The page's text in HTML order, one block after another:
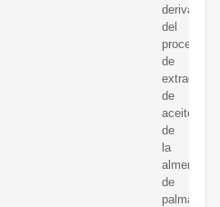
derivada
del
proceso
de
extracción
de
aceite
de
la
almendra
de
palma,